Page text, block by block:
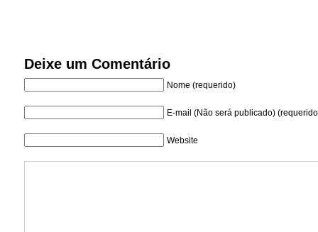
Deixe um Comentário
Nome (requerido)
E-mail (Não será publicado)
Website